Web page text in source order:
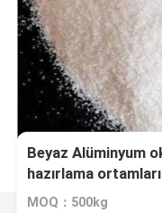
Beyaz Alüminyum
hazırlama ortamları
MOQ：500kg